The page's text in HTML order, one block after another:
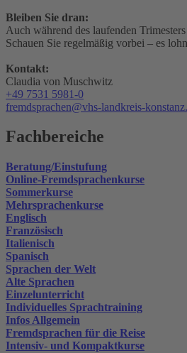
Bleiben Sie dran:
Auch während des laufenden
Schauen Sie regelmäßig vorbei – es
Kontakt:
Claudia von Muschwitz
+49 7531 5981-0
fremdsprachen@vhs-landkreis-
Fachbereiche
Beratung/Einstufung
Online-Fremdsprachenkurse
Sommerkurse
Mehrsprachenkurse
Englisch
Französisch
Italienisch
Spanisch
Sprachen der Welt
Alte Sprachen
Einzelunterricht
Individuelles Sprachtraining
Infos Allgemein
Fremdsprachen für die Reise
Intensiv- und Kompaktkurse